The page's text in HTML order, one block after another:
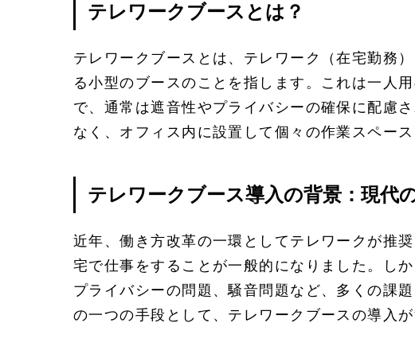
テレワークブースとは？
テレワークブースとは、テレワーク（在宅勤務
る小型のブースのことを指します。これは一人
で、通常は遮音性やプライバシーの確保に配慮
なく、オフィス内に設置して個々の作業スペー
テレワークブース導入の背景：現代
近年、働き方改革の一環としてテレワークが推
宅で仕事をすることが一般的になりました。し
プライバシーの問題、騒音問題など、多くの課
の一つの手段として、テレワークブースの導入が